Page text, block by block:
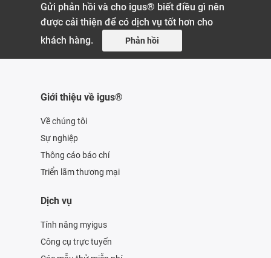
Gửi phản hồi và cho igus® biết điều gì nên
được cải thiện để có dịch vụ tốt hơn cho
khách hàng.
Phản hồi
Giới thiệu về igus®
Về chúng tôi
Sự nghiệp
Thông cáo báo chí
Triển lãm thương mại
Dịch vụ
Tính năng myigus
Công cụ trực tuyến